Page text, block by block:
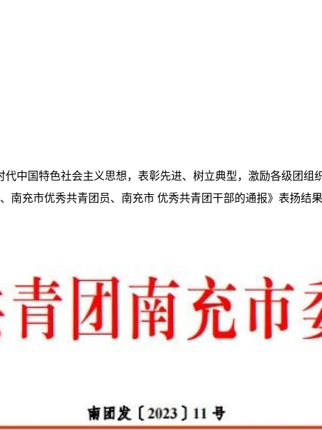
中国特色社会主义思想，表彰先进、树立典型，激励各级团
充市优秀共青团员、南充市 优秀共青团干部的通报》表扬结